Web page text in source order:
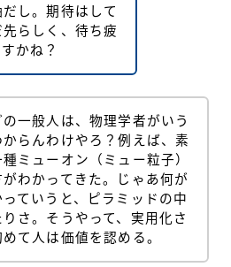
し。期待はして
らしく、待ち疲
かね？
一般人は、物理学者がいう
からんわけやろ？例えば、素
ミューオン（ミュー粒子）
わかってきた。じゃあ何が
ていうと、ピラミッドの中
さ。そうやって、実用化さ
て人は価値を認める。